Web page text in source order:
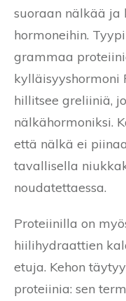
suoraan nälkää
hormoneihin.
grammaa
kylläisyyshormoni
hillitsee greliiniä,
nälkähormoniksi.
että nälkä ei
tavallisella
noudatettaessa.
Proteiinilla on
hiilihydraattien
etuja. Kehon
proteiinia: sen